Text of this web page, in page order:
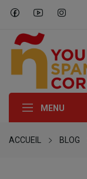
MENU
ACCUEIL BLOG